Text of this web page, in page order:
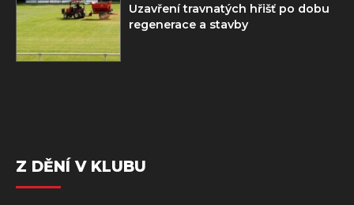
Uzavření travnatých hřišť po dobu
regenerace a stavby
Z DĚNÍ V KLUBU